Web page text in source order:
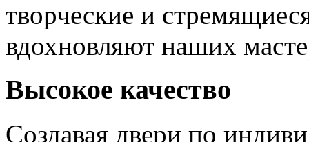
творческие и
вдохновляют наших
Высокое качество
Создавая двери по